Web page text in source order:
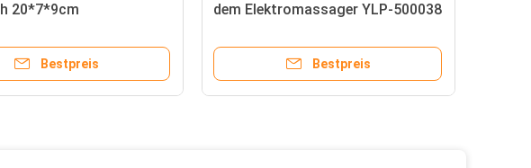
20*7*9cm
Bestpreis
dem Elektromassager YLP-500038
Bestpreis
Großdrehmoment 75dB 42mm 12V Gleichspannungsbürstenmotor mit IE 1 Wirksamkeit und Drehrichtung
Tragbarer Augenmassager mit Multifrequenzvibration und 900mAh Batteriekapazität